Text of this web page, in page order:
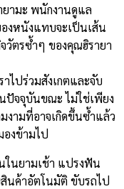
ยามะ พนักงานดูแล
งหนังแทบจะเป็นเส้น
วัตรซ้ำๆ ของคุณฮิรายา
ไปร่วมสังเกตและจับ
ปัจจุบันขณะ ไม่ใช่เพียง
งามที่อาจเกิดขึ้นซ้ำแล้ว
องข้ามไป
ในยามเช้า แปรงฟัน
นค้าอัตโนมัติ ขับรถไป